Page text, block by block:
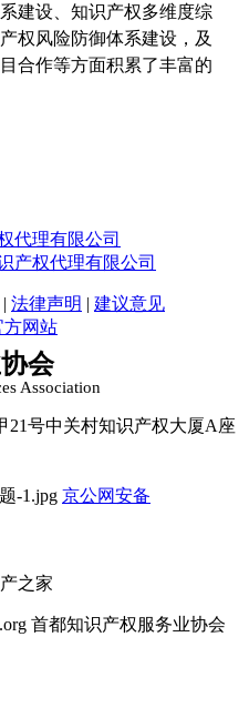
建设、知识产权多维度综
权风险防御体系建设，及
合作等方面积累了丰富的
代理有限公司
产权代理有限公司
| 法律声明 | 建议意见
会
Association
21号中关村知识产权大厦A座
京公网安备
之家
首都知识产权服务业协会